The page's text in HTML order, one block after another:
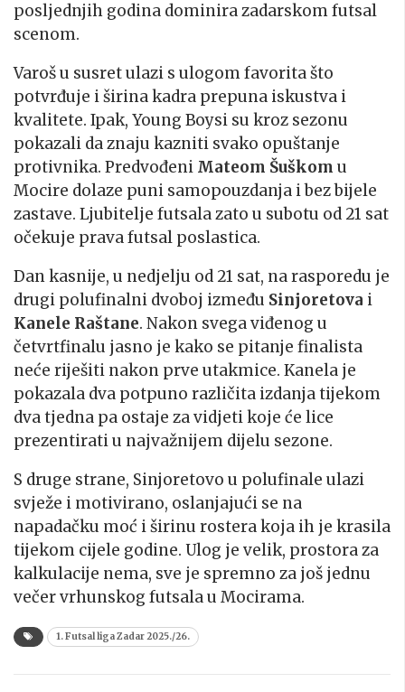
posljednjih godina dominira zadarskom futsal
scenom.
Varoš u susret ulazi s ulogom favorita što
potvrđuje i širina kadra prepuna iskustva i
kvalitete. Ipak, Young Boysi su kroz sezonu
pokazali da znaju kazniti svako opuštanje
protivnika. Predvođeni Mateom Šuškom u
Mocire dolaze puni samopouzdanja i bez bijele
zastave. Ljubitelje futsala zato u subotu od 21 sat
očekuje prava futsal poslastica.
Dan kasnije, u nedjelju od 21 sat, na rasporedu je
drugi polufinalni dvoboj između Sinjoretova i
Kanele Raštane. Nakon svega viđenog u
četvrtfinalu jasno je kako se pitanje finalista
neće riješiti nakon prve utakmice. Kanela je
pokazala dva potpuno različita izdanja tijekom
dva tjedna pa ostaje za vidjeti koje će lice
prezentirati u najvažnijem dijelu sezone.
S druge strane, Sinjoretovo u polufinale ulazi
svježe i motivirano, oslanjajući se na
napadačku moć i širinu rostera koja ih je krasila
tijekom cijele godine. Ulog je velik, prostora za
kalkulacije nema, sve je spremno za još jednu
večer vrhunskog futsala u Mocirama.
1. Futsal liga Zadar 2025./26.